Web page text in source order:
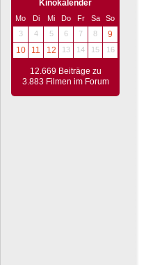
Kinokalender
Mo Di Mi Do Fr Sa
So
3
4 5 6 7 8
9
10
11 12 13 14 15 16
12.669 Beiträge zu
3.883 Filmen im Forum